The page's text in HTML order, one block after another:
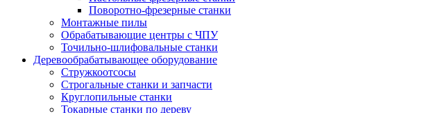
Поворотно-фрезерные станки
Монтажные пилы
Обрабатывающие центры с ЧПУ
Точильно-шлифовальные станки
Деревообрабатывающее оборудование
Стружкоотсосы
Строгальные станки и запчасти
Круглопильные станки
Токарные станки по дереву